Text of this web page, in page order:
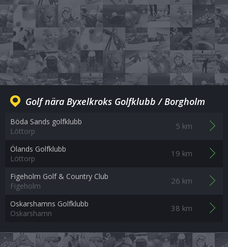
Golf nära Byxelkroks Golfklubb / Borgholm
Böda Sands golfklubb
Löttorp
5 km
Ölands Golfklubb
Löttorp
19 km
Figeholm Golf & Country Club
Figeholm
26 km
Oskarshamns Golfklubb
Oskarshamn
38 km